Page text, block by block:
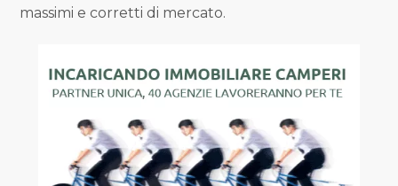
massimi e corretti di mercato.
Prezzo
Da € 5.000 a € 10.000